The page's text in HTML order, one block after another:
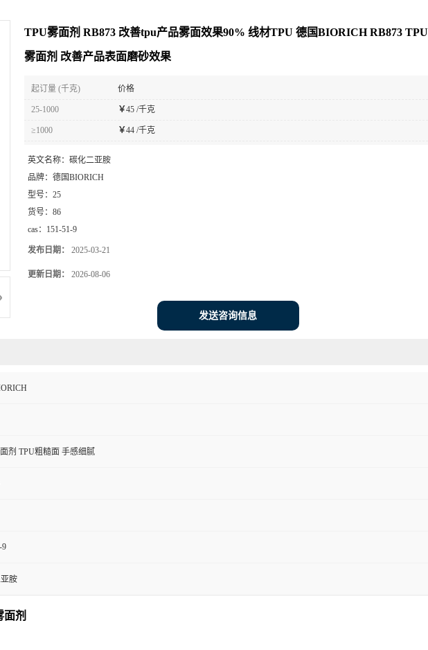
TPU雾面剂 RB873 改善tpu产品雾面效果90% 线材TPU 德国BIORICH RB873 TPU
雾面剂 改善产品表面磨砂效果
起订量 (千克) 价格
25-1000 ￥45 /千克
≥1000 ￥44 /千克
英文名称： 碳化二亚胺
品牌： 德国BIORICH
型号： 25
货号： 86
cas： 151-51-9
发布日期： 2025-03-21
更新日期： 2026-08-06
发送咨询信息
剂 TPU粗糙面 手感细腻
9
胺
剂